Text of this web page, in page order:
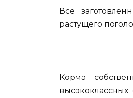
Все
растущего
Корма